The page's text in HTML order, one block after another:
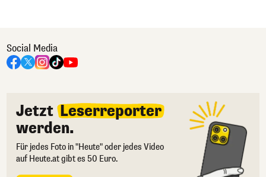
Social Media
Jetzt Leserreporter
werden.
Für jedes Foto in "Heute" oder jedes Video
auf Heute.at gibt es 50 Euro.